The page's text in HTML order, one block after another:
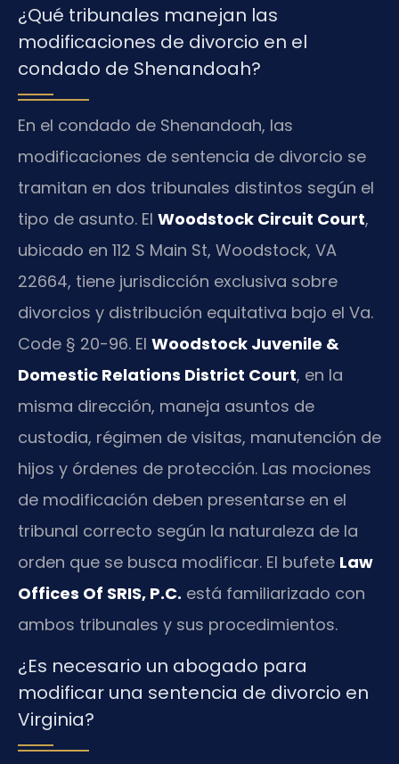
¿Qué tribunales manejan las
modificaciones de divorcio en el
condado de Shenandoah?
En el condado de Shenandoah, las
modificaciones de sentencia de divorcio se
tramitan en dos tribunales distintos según el
tipo de asunto. El Woodstock Circuit Court,
ubicado en 112 S Main St, Woodstock, VA
22664, tiene jurisdicción exclusiva sobre
divorcios y distribución equitativa bajo el Va.
Code § 20-96. El Woodstock Juvenile &
Domestic Relations District Court, en la
misma dirección, maneja asuntos de
custodia, régimen de visitas, manutención de
hijos y órdenes de protección. Las mociones
de modificación deben presentarse en el
tribunal correcto según la naturaleza de la
orden que se busca modificar. El bufete Law
Offices Of SRIS, P.C. está familiarizado con
ambos tribunales y sus procedimientos.
¿Es necesario un abogado para
modificar una sentencia de divorcio en
Virginia?